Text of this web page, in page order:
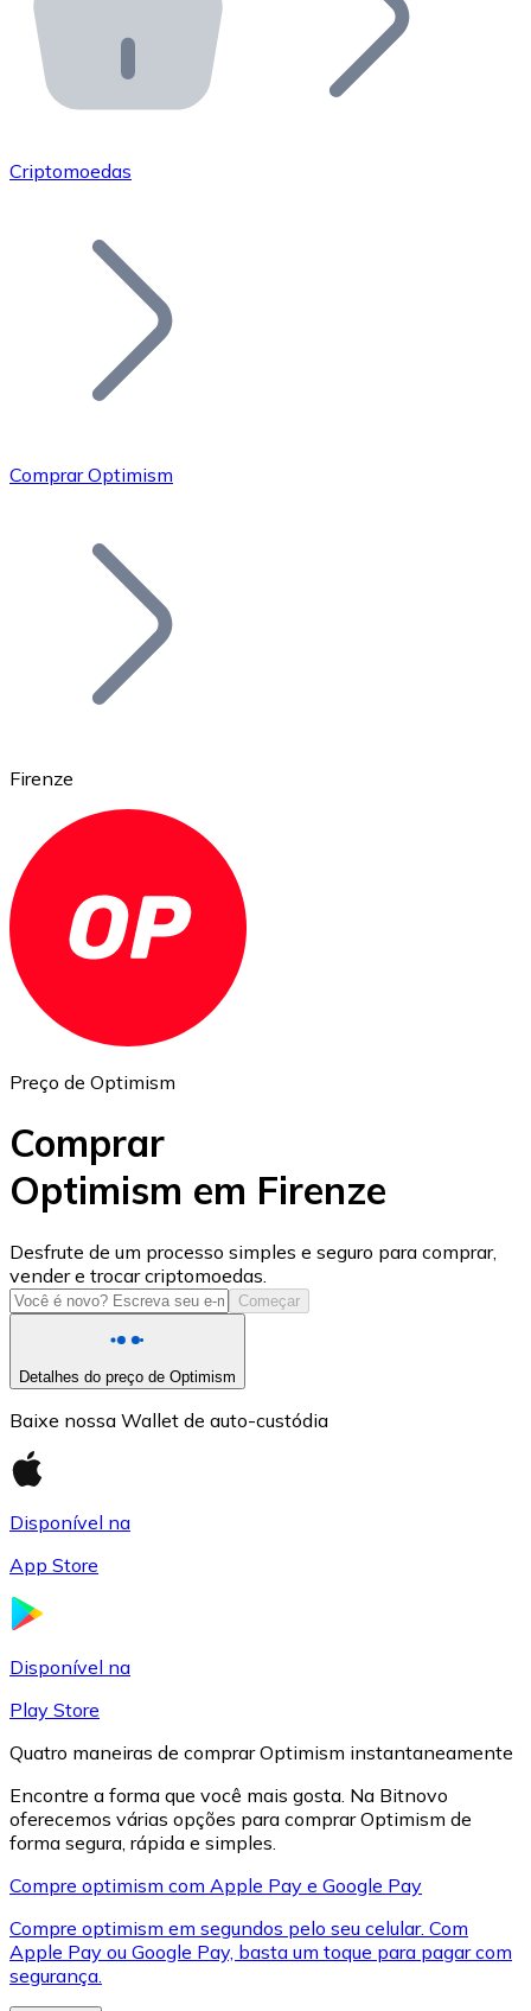
API Bitnovo
Integre nossa API no seu ecossistema.
Junte-se à nossa rede de revendedores e comercialize
Adicione o token do seu projeto ao nosso serviço de
Bitcoin
Ethereum
ETH
USD Coin
USDC
XRP
XRP
Criptomoedas
Comprar Optimism
Firenze
Preço de Optimism
Comprar
Optimism em Firenze
Desfrute de um processo simples e seguro para comprar,
vender e trocar criptomoedas.
Começar
Detalhes do preço de Optimism
Baixe nossa Wallet de auto-custódia
Disponível na
App Store
Disponível na
Play Store
Quatro maneiras de comprar Optimism instantaneamente
Encontre a forma que você mais gosta. Na Bitnovo
oferecemos várias opções para comprar Optimism de
forma segura, rápida e simples.
Compre optimism com Apple Pay e Google Pay
Compre optimism em segundos pelo seu celular. Com
Apple Pay ou Google Pay, basta um toque para pagar com
segurança.